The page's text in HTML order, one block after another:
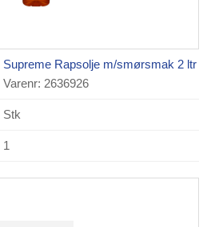
Supreme Rapsolje m/smørsmak 2 ltr
Varenr: 2636926
Stk
1